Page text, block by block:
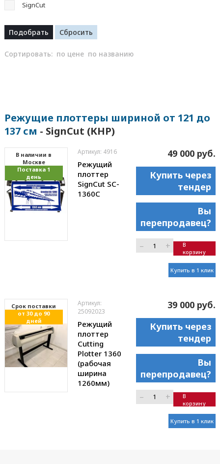
SignCut
Сортировать: по цене по названию
Режущие плоттеры шириной от 121 до
137 см - SignCut (КНР)
В наличии в
Москве
Поставка 1
день
Артикул: 4916
Режущий
плоттер
SignCut SC-
1360C
49 000 руб.
Купить через
тендер
Вы
перепродавец?
– +
В
корзину
Купить в 1 клик
Cрок поставки
от 30 до 90
дней
Артикул:
25092023
Режущий
плоттер
Cutting
Plotter 1360
(рабочая
ширина
1260мм)
39 000 руб.
Купить через
тендер
Вы
перепродавец?
– +
В
корзину
Купить в 1 клик